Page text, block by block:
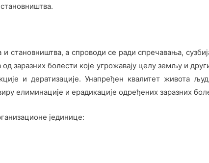
становништва, а спроводи се ради спречавања,
заразних болести које угрожавају целу земљу и
и дератизације. Унапређен квалитет живота
елиминације и ерадикације одређених заразних
јединице: